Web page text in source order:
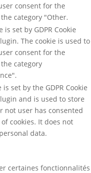
consent for the
category "Other.
is set by GDPR Cookie
The cookie is used to
consent for the
category
is set by the GDPR Cookie
and is used to store
not user has consented
cookies. It does not
data.
certaines fonctionnalités